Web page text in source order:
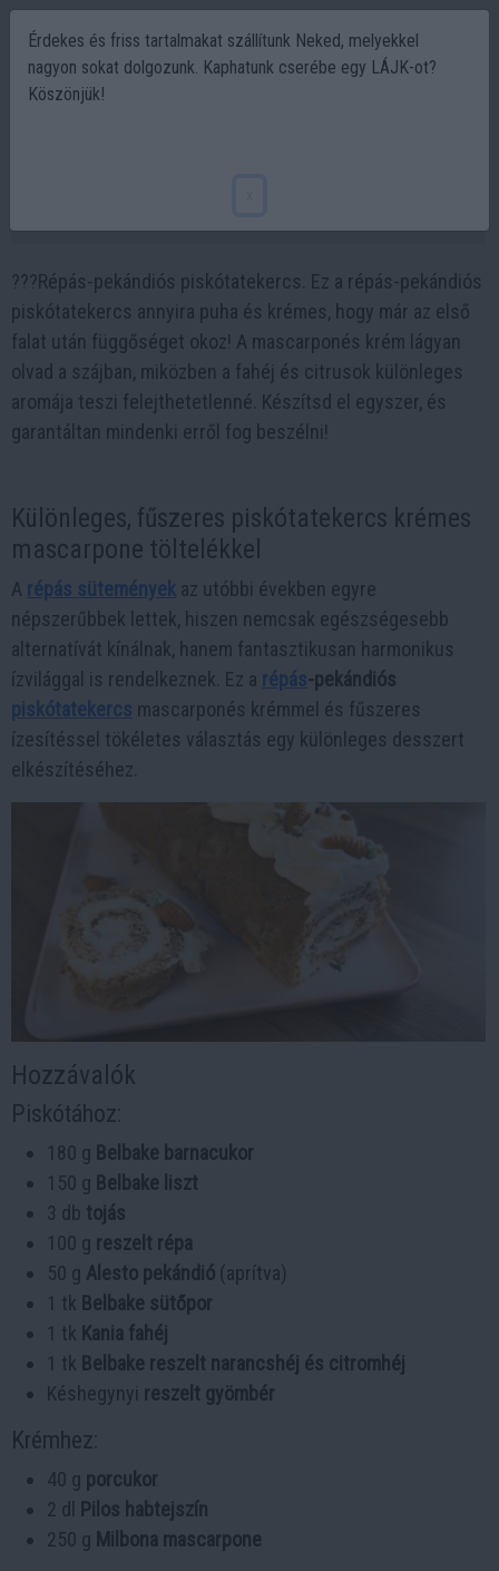
???Répás-pekándiós piskótatekercs. Ez a répás-pekándiós
piskótatekercs annyira puha és krémes, hogy már az első
falat után függőséget okoz! A mascarponés krém lágyan
olvad a szájban, miközben a fahéj és citrusok különleges
aromája teszi felejthetetlenné. Készítsd el egyszer, és
garantáltan mindenki erről fog beszélni!
Különleges, fűszeres piskótatekercs krémes
mascarpone töltelékkel
A répás sütemények az utóbbi években egyre
népszerűbbek lettek, hiszen nemcsak egészségesebb
alternatívát kínálnak, hanem fantasztikusan harmonikus
ízvilággal is rendelkeznek. Ez a répás-pekándiós
piskótatekercs mascarponés krémmel és fűszeres
ízesítéssel tökéletes választás egy különleges desszert
elkészítéséhez.
Hozzávalók
Piskótához:
180 g Belbake barnacukor
150 g Belbake liszt
3 db tojás
100 g reszelt répa
50 g Alesto pekándió (aprítva)
1 tk Belbake sütőpor
1 tk Kania fahéj
1 tk Belbake reszelt narancshéj és citromhéj
Késhegynyi reszelt gyömbér
Krémhez:
40 g porcukor
2 dl Pilos habtejszín
250 g Milbona mascarpone
Érdekes és friss tartalmakat szállítunk Neked, melyekkel
nagyon sokat dolgozunk. Kaphatunk cserébe egy LÁJK-ot?
Köszönjük!